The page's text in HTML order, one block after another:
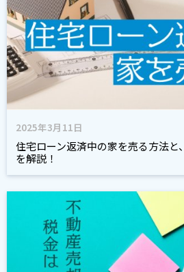
2025年3月11日
住宅ローン返済中の家を売る方法と
を解説！